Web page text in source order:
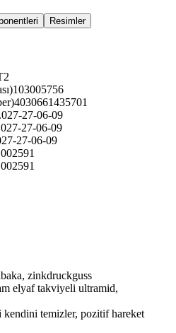
Resimler
103005756
4030661435701
27-27-06-09
27-27-06-09
27-27-06-09
zinkdruckguss
elyaf takviyeli ultramid,
temizler, pozitif hareket